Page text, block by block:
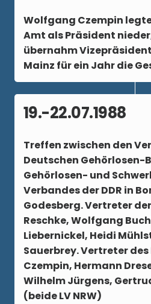
Wolfgang Czempin legte
Amt als Präsident
übernahm
Mainz für ein Jahr die
19.-22.07.1988
Treffen zwischen den
Deutschen Gehörlosen-
Gehörlosen- und
Verbandes der DDR in
Godesberg. Vertreter der
Reschke, Wolfgang
Liebernickel, Heidi
Sauerbrey. Vertreter
Czempin, Hermann
Wilhelm Jürgens,
(beide LV NRW)